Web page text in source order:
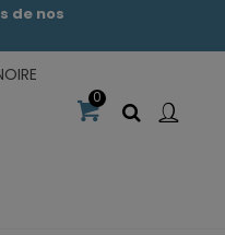
de nos
0